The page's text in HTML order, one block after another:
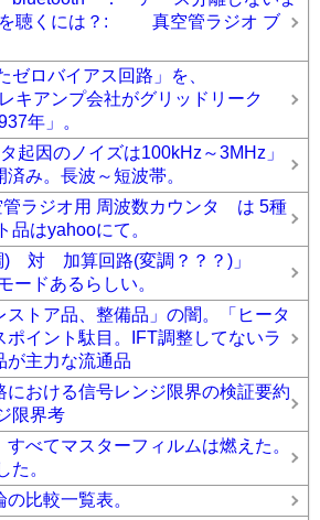
を聴くには？: 真空管ラジオ ブ
ゼロバイアス回路」を、
キアンプ会社がグリッドリーク
年」。
起因のノイズは100kHz～3MHz」
み。長波～短波帯。
管ラジオ用 周波数カウンタ は 5種
品はyahooにて。
) 対 加算回路(変調？？？)」
ードあるらしい。
ストア品、整備品」の闇。「ヒータ
ポイント駄目。IFT調整してないラ
が主力な流通品
における信号レンジ限界の検証要約
限界考
べてマスターフィルムは燃えた。
た。
の比較一覧表。